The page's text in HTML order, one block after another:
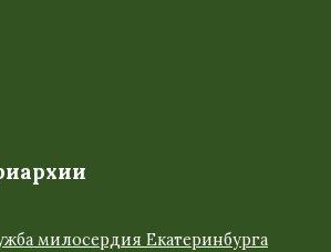
милосердия Екатеринбурга